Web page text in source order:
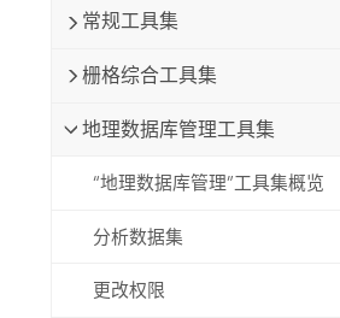
常规工具集
栅格综合工具集
地理数据库管理工具集
“地理数据库管理”工具集概览
分析数据集
更改权限